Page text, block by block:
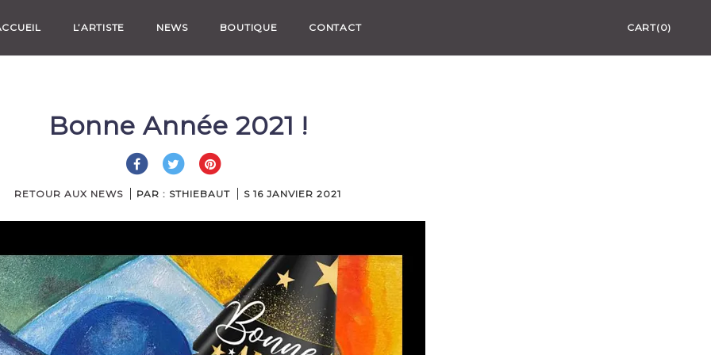
L’ARTISTE NEWS BOUTIQUE CONTACT CART(0)
Bonne Année 2021 !
RETOUR AUX NEWS PAR : STHIEBAUT S 16 JANVIER 2021